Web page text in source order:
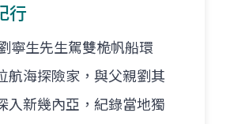
行
寧生先生駕雙桅帆船環
航海探險家，與父親劉其
入新幾內亞，紀錄當地獨